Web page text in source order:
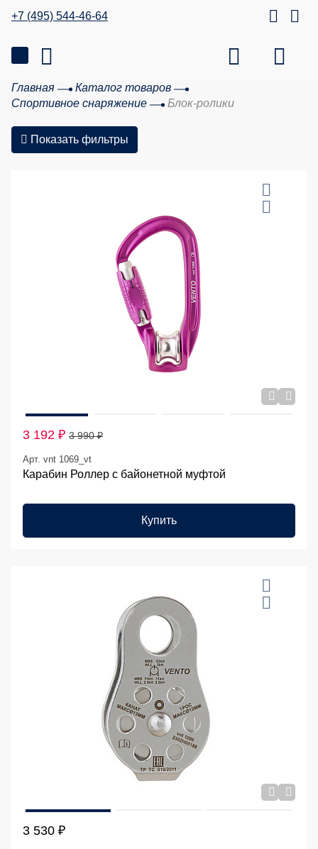
+7 (495) 544-46-64
Главная
Каталог товаров
Спортивное снаряжение
Блок-ролики
Показать фильтры
3 192 ₽ 3 990 ₽
Арт. vnt 1069_vt
Карабин Роллер с байонетной муфтой
Купить
3 530 ₽